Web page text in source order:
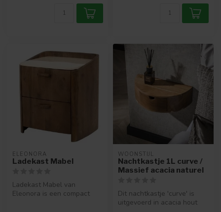
ELEONORA
Ladekast Mabel
Ladekast Mabel van
Eleonora is een compact
WOONSTIJL
Nachtkastje 1L curve /
Massief acacia naturel
Dit nachtkastje 'curve' is
uitgevoerd in acacia hout